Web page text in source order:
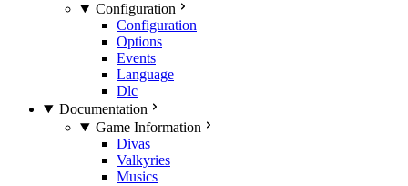
Configuration
Configuration
Options
Events
Language
Dlc
Documentation
Game Information
Divas
Valkyries
Musics